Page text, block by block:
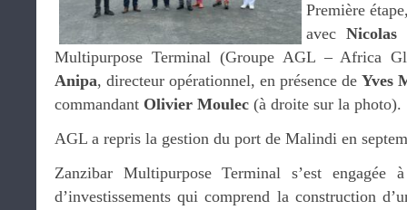
Première
avecNicolas
Multipurpose Terminal (Groupe AGL – Africa
Anipa, directeur opérationnel, en présence de Yves
commandant Olivier Moulec (à droite sur la photo).
AGL a repris la gestion du port de Malindi en
Zanzibar Multipurpose Terminal s’est
d’investissements qui comprend la construction